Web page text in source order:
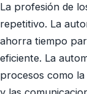
La profesión de
repetitivo. La
ahorra tiempo
eficiente. La
procesos como